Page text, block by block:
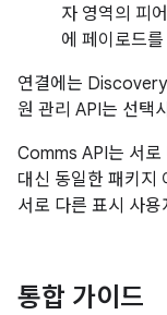
자 영역의 피
에 페이로드
연결에는
원 관리 API는 선택
Comms API는 서로
대신 동일한 패키지
서로 다른 표시 사
통합 가이드